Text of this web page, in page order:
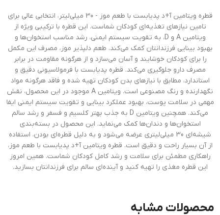
قطره ویتامین آ+د پدیابست با طعم موز - 30 میلی‌لیتر، انتخابی عالی برای
تامین نیازهای تغذیه‌ای کودکان شماست. این قطره با ترکیبی ویژه از
ویتامین A و D، به تقویت سیستم ایمنی، رشد مناسب استخوان‌ها و
بهبود بینایی فرزندانتان کمک می‌کند. طعم دلپذیر موز، مصرف این مکمل
را برای کودکان خوشایند و آسان می‌سازد و از هرگونه مقاومت در برابر
مصرف دارو جلوگیری می‌کند. قطره پدیابست با فرمولاسیونی دقیق و
استاندارد، مطابق با نیازهای بدن کودکان تهیه شده و فاقد هرگونه مواد
نگهدارنده و رنگ مصنوعی است. ویتامین A موجود در این محصول، نقش
مهمی در سلامت پوست، بهبود عملکرد بینایی و تقویت سیستم ایمنی ایفا
می‌کند. همچنین ویتامین D به جذب بهتر کلسیم و فسفر و رشد سالم
استخوان‌ها و دندان‌ها کمک می‌نماید. این محصول در بسته‌بندی
شیشه‌ای 30 میلی‌لیتری عرضه می‌شود و به دلیل قطره‌ای بودن، استفاده
از آن بسیار راحت و دقیق است. قطره ویتامین آ+د پدیابست با طعم موز،
راهکاری مطمئن برای سلامت و رشد کامل کودکان شماست. همین امروز
این قطره مغذی را تهیه کنید و آینده‌ای سالم برای فرزندانتان بسازید.
محصولات مشابه